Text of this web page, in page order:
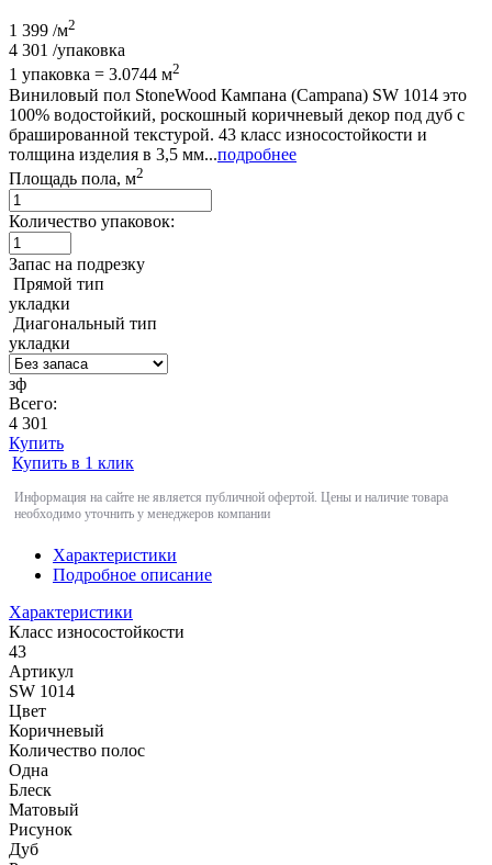
1 399 /м2
4 301 /упаковка
1 упаковка = 3.0744 м2
Виниловый пол StoneWood Кампана (Campana) SW 1014 это
100% водостойкий, роскошный коричневый декор под дуб с
брашированной текстурой. 43 класс износостойкости и
толщина изделия в 3,5 мм...подробнее
Площадь пола, м2
Количество упаковок:
Запас на подрезку
Прямой тип
укладки
Диагональный тип
укладки
зф
Всего:
4 301
Купить
Купить в 1 клик
Информация на сайте не является публичной офертой. Цены и наличие товара
необходимо уточнить у менеджеров компании
Характеристики
Подробное описание
Характеристики
Класс износостойкости
43
Артикул
SW 1014
Цвет
Коричневый
Количество полос
Одна
Блеск
Матовый
Рисунок
Дуб